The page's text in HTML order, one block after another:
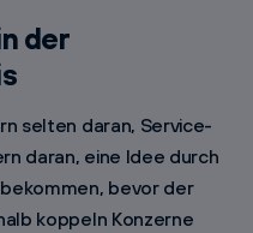
der
selten daran, Service-
daran, eine Idee durch
bevor der
koppeln Konzerne